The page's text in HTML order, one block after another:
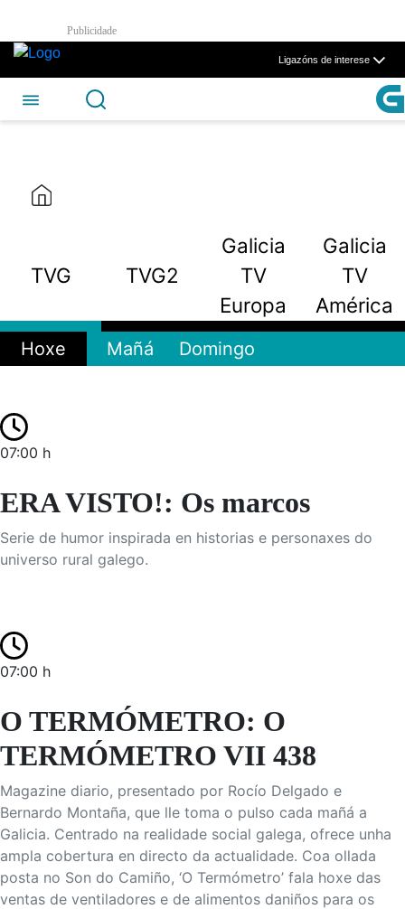
Skip to Main Content
TVG - CSAG
Publicidade
Ligazóns de interese
TVG TVG2
Galicia
TV
Europa
Galicia
TV
América
Hoxe Mañá Domingo
07:00 h
ERA VISTO!: Os marcos
Serie de humor inspirada en historias e personaxes do
universo rural galego.
07:00 h
O TERMÓMETRO: O
TERMÓMETRO VII 438
Magazine diario, presentado por Rocío Delgado e
Bernardo Montaña, que lle toma o pulso cada mañá a
Galicia. Centrado na realidade social galega, ofrece unha
ampla cobertura en directo da actualidade. Coa ollada
posta no Son do Camiño, ‘O Termómetro’ fala hoxe das
ventas de ventiladores e de alimentos daniños para os